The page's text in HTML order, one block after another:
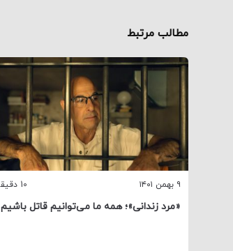
مطالب مرتبط
۹ بهمن ۱۴۰۱ 10 دقیقه
«مرد زندانی»؛ همه ما می‌توانیم قاتل باشیم